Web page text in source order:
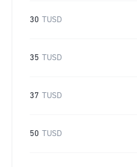
30 TUSD
35 TUSD
37 TUSD
50 TUSD